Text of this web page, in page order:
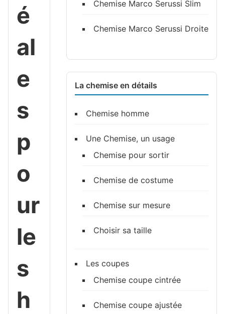
é
al
e
s
p
o
ur
le
s
h
Chemise Marco Serussi Slim
Chemise Marco Serussi Droite
La chemise en détails
Chemise homme
Une Chemise, un usage
Chemise pour sortir
Chemise de costume
Chemise sur mesure
Choisir sa taille
Les coupes
Chemise coupe cintrée
Chemise coupe ajustée